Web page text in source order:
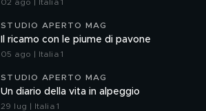
02 ago | Italia 1
STUDIO APERTO MAG
Il ricamo con le piume di pavone
05 ago | Italia 1
STUDIO APERTO MAG
Un diario della vita in alpeggio
29 lug | Italia 1